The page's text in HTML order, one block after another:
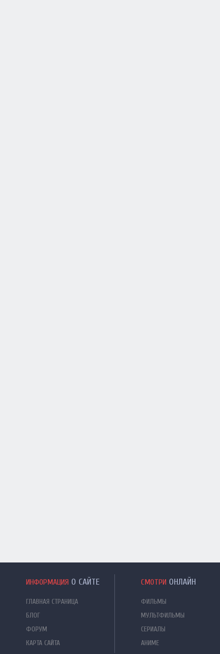
ИНФОРМАЦИЯ О САЙТЕ
ГЛАВНАЯ СТРАНИЦА
БЛОГ
ФОРУМ
КАРТА САЙТА
СМОТРИ ОНЛАЙН
ФИЛЬМЫ
МУЛЬТФИЛЬМЫ
СЕРИАЛЫ
АНИМЕ